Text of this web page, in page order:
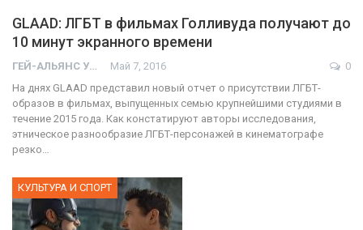
GLAAD: ЛГБТ в фильмах Голливуда получают до
10 минут экранного времени
ГЕЙ-АЛЬЯНС УКРАИНА Май 7, 2016
0
На днях GLAAD представил новый отчет о присутствии ЛГБТ-
образов в фильмах, выпущенных семью крупнейшими студиями в
течение 2015 года. Как констатируют авторы исследования,
этническое разнообразие ЛГБТ-персонажей в кинематографе
резко…
КУЛЬТУРА И СПОРТ